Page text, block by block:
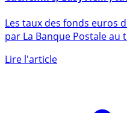
Assurance Vie La
Cachemire, EasyVie... )
(bonus de rendement)
par La Banque Postale au